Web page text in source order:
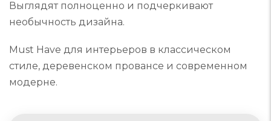
Выглядят полноценно и подчеркивают
необычность дизайна.
Must Have для интерьеров в классическом
стиле, деревенском провансе и современном
модерне.